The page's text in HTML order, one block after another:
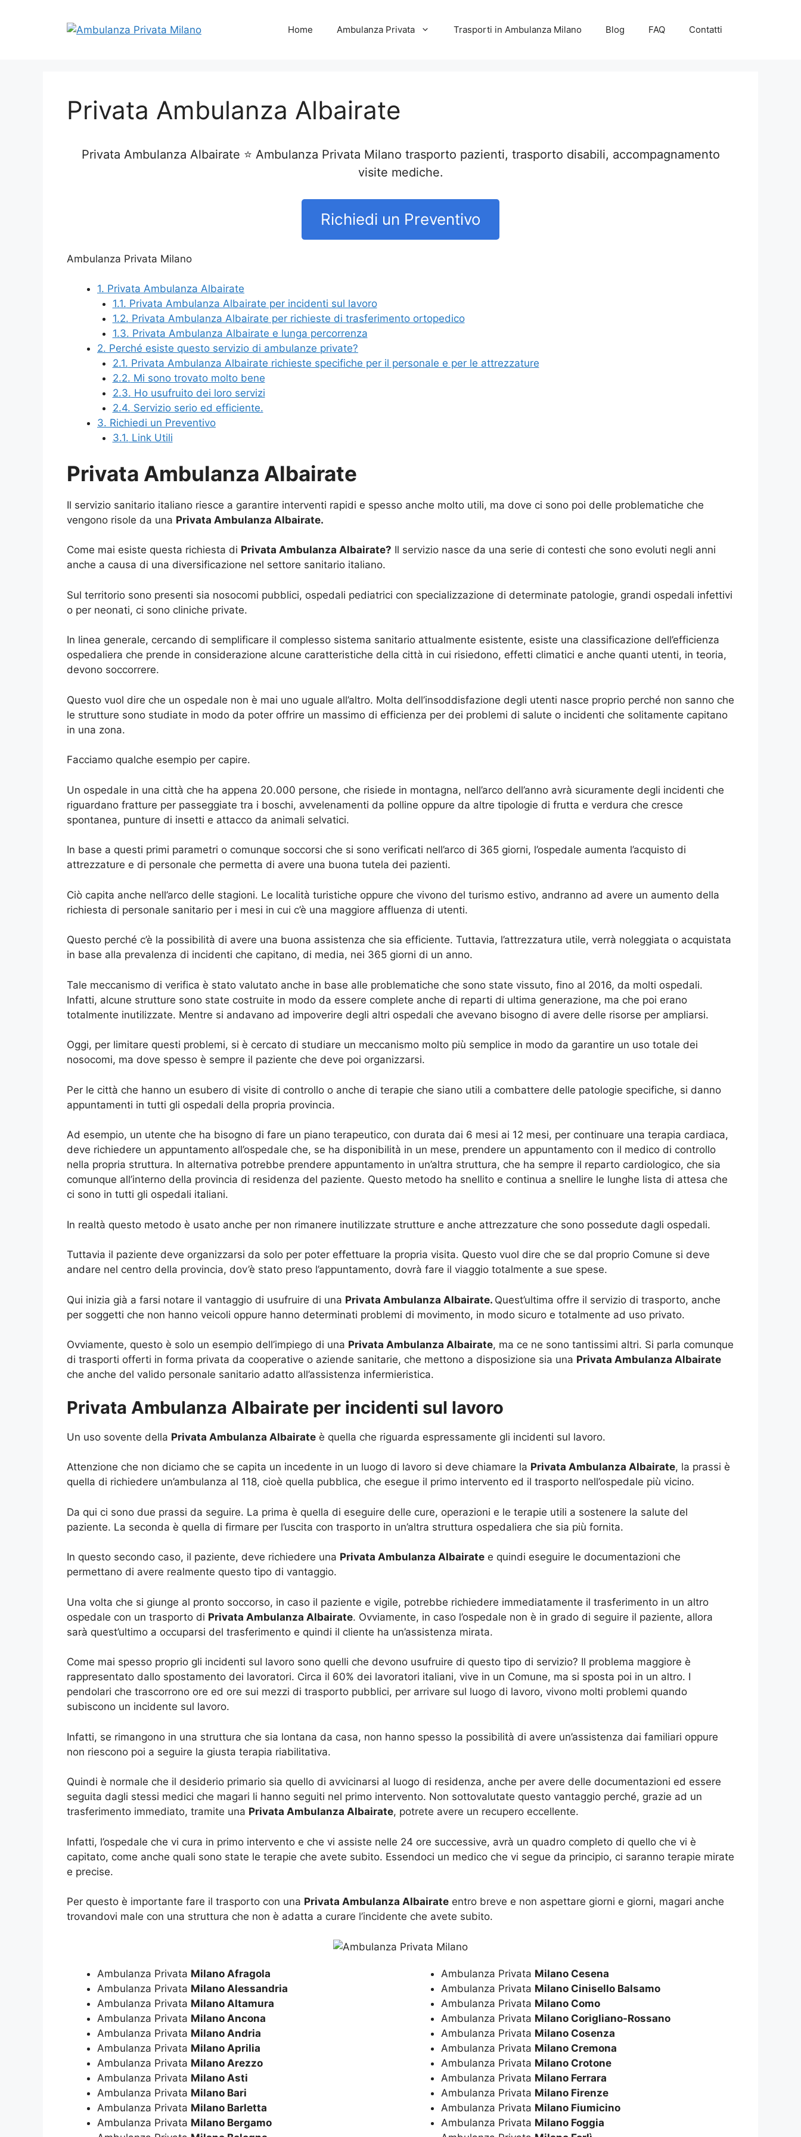
Home Ambulanza Privata Trasporti in Ambulanza Milano Blog FAQ Contatti
Privata Ambulanza Albairate
Privata Ambulanza Albairate ⭐ Ambulanza Privata Milano trasporto pazienti, trasporto disabili, accompagnamento
visite mediche.
Richiedi un Preventivo
Ambulanza Privata Milano
1. Privata Ambulanza Albairate
1.1. Privata Ambulanza Albairate per incidenti sul lavoro
1.2. Privata Ambulanza Albairate per richieste di trasferimento ortopedico
1.3. Privata Ambulanza Albairate e lunga percorrenza
2. Perché esiste questo servizio di ambulanze private?
2.1. Privata Ambulanza Albairate richieste specifiche per il personale e per le attrezzature
2.2. Mi sono trovato molto bene
2.3. Ho usufruito dei loro servizi
2.4. Servizio serio ed efficiente.
3. Richiedi un Preventivo
3.1. Link Utili
Privata Ambulanza Albairate
Il servizio sanitario italiano riesce a garantire interventi rapidi e spesso anche molto utili, ma dove ci sono poi delle problematiche che
vengono risole da una Privata Ambulanza Albairate.
Come mai esiste questa richiesta di Privata Ambulanza Albairate? Il servizio nasce da una serie di contesti che sono evoluti negli anni
anche a causa di una diversificazione nel settore sanitario italiano.
Sul territorio sono presenti sia nosocomi pubblici, ospedali pediatrici con specializzazione di determinate patologie, grandi ospedali infettivi
o per neonati, ci sono cliniche private.
In linea generale, cercando di semplificare il complesso sistema sanitario attualmente esistente, esiste una classificazione dell’efficienza
ospedaliera che prende in considerazione alcune caratteristiche della città in cui risiedono, effetti climatici e anche quanti utenti, in teoria,
devono soccorrere.
Questo vuol dire che un ospedale non è mai uno uguale all’altro. Molta dell’insoddisfazione degli utenti nasce proprio perché non sanno che
le strutture sono studiate in modo da poter offrire un massimo di efficienza per dei problemi di salute o incidenti che solitamente capitano
in una zona.
Facciamo qualche esempio per capire.
Un ospedale in una città che ha appena 20.000 persone, che risiede in montagna, nell’arco dell’anno avrà sicuramente degli incidenti che
riguardano fratture per passeggiate tra i boschi, avvelenamenti da polline oppure da altre tipologie di frutta e verdura che cresce
spontanea, punture di insetti e attacco da animali selvatici.
In base a questi primi parametri o comunque soccorsi che si sono verificati nell’arco di 365 giorni, l’ospedale aumenta l’acquisto di
attrezzature e di personale che permetta di avere una buona tutela dei pazienti.
Ciò capita anche nell’arco delle stagioni. Le località turistiche oppure che vivono del turismo estivo, andranno ad avere un aumento della
richiesta di personale sanitario per i mesi in cui c’è una maggiore affluenza di utenti.
Questo perché c’è la possibilità di avere una buona assistenza che sia efficiente. Tuttavia, l’attrezzatura utile, verrà noleggiata o acquistata
in base alla prevalenza di incidenti che capitano, di media, nei 365 giorni di un anno.
Tale meccanismo di verifica è stato valutato anche in base alle problematiche che sono state vissuto, fino al 2016, da molti ospedali.
Infatti, alcune strutture sono state costruite in modo da essere complete anche di reparti di ultima generazione, ma che poi erano
totalmente inutilizzate. Mentre si andavano ad impoverire degli altri ospedali che avevano bisogno di avere delle risorse per ampliarsi.
Oggi, per limitare questi problemi, si è cercato di studiare un meccanismo molto più semplice in modo da garantire un uso totale dei
nosocomi, ma dove spesso è sempre il paziente che deve poi organizzarsi.
Per le città che hanno un esubero di visite di controllo o anche di terapie che siano utili a combattere delle patologie specifiche, si danno
appuntamenti in tutti gli ospedali della propria provincia.
Ad esempio, un utente che ha bisogno di fare un piano terapeutico, con durata dai 6 mesi ai 12 mesi, per continuare una terapia cardiaca,
deve richiedere un appuntamento all’ospedale che, se ha disponibilità in un mese, prendere un appuntamento con il medico di controllo
nella propria struttura. In alternativa potrebbe prendere appuntamento in un’altra struttura, che ha sempre il reparto cardiologico, che sia
comunque all’interno della provincia di residenza del paziente. Questo metodo ha snellito e continua a snellire le lunghe lista di attesa che
ci sono in tutti gli ospedali italiani.
In realtà questo metodo è usato anche per non rimanere inutilizzate strutture e anche attrezzature che sono possedute dagli ospedali.
Tuttavia il paziente deve organizzarsi da solo per poter effettuare la propria visita. Questo vuol dire che se dal proprio Comune si deve
andare nel centro della provincia, dov’è stato preso l’appuntamento, dovrà fare il viaggio totalmente a sue spese.
Qui inizia già a farsi notare il vantaggio di usufruire di una Privata Ambulanza Albairate. Quest’ultima offre il servizio di trasporto, anche
per soggetti che non hanno veicoli oppure hanno determinati problemi di movimento, in modo sicuro e totalmente ad uso privato.
Ovviamente, questo è solo un esempio dell’impiego di una Privata Ambulanza Albairate, ma ce ne sono tantissimi altri. Si parla comunque
di trasporti offerti in forma privata da cooperative o aziende sanitarie, che mettono a disposizione sia una Privata Ambulanza Albairate
che anche del valido personale sanitario adatto all’assistenza infermieristica.
Privata Ambulanza Albairate per incidenti sul lavoro
Un uso sovente della Privata Ambulanza Albairate è quella che riguarda espressamente gli incidenti sul lavoro.
Attenzione che non diciamo che se capita un incedente in un luogo di lavoro si deve chiamare la Privata Ambulanza Albairate, la prassi è
quella di richiedere un’ambulanza al 118, cioè quella pubblica, che esegue il primo intervento ed il trasporto nell’ospedale più vicino.
Da qui ci sono due prassi da seguire. La prima è quella di eseguire delle cure, operazioni e le terapie utili a sostenere la salute del
paziente. La seconda è quella di firmare per l’uscita con trasporto in un’altra struttura ospedaliera che sia più fornita.
In questo secondo caso, il paziente, deve richiedere una Privata Ambulanza Albairate e quindi eseguire le documentazioni che
permettano di avere realmente questo tipo di vantaggio.
Una volta che si giunge al pronto soccorso, in caso il paziente e vigile, potrebbe richiedere immediatamente il trasferimento in un altro
ospedale con un trasporto di Privata Ambulanza Albairate. Ovviamente, in caso l’ospedale non è in grado di seguire il paziente, allora
sarà quest’ultimo a occuparsi del trasferimento e quindi il cliente ha un’assistenza mirata.
Come mai spesso proprio gli incidenti sul lavoro sono quelli che devono usufruire di questo tipo di servizio? Il problema maggiore è
rappresentato dallo spostamento dei lavoratori. Circa il 60% dei lavoratori italiani, vive in un Comune, ma si sposta poi in un altro. I
pendolari che trascorrono ore ed ore sui mezzi di trasporto pubblici, per arrivare sul luogo di lavoro, vivono molti problemi quando
subiscono un incidente sul lavoro.
Infatti, se rimangono in una struttura che sia lontana da casa, non hanno spesso la possibilità di avere un’assistenza dai familiari oppure
non riescono poi a seguire la giusta terapia riabilitativa.
Quindi è normale che il desiderio primario sia quello di avvicinarsi al luogo di residenza, anche per avere delle documentazioni ed essere
seguita dagli stessi medici che magari li hanno seguiti nel primo intervento. Non sottovalutate questo vantaggio perché, grazie ad un
trasferimento immediato, tramite una Privata Ambulanza Albairate, potrete avere un recupero eccellente.
Infatti, l’ospedale che vi cura in primo intervento e che vi assiste nelle 24 ore successive, avrà un quadro completo di quello che vi è
capitato, come anche quali sono state le terapie che avete subito. Essendoci un medico che vi segue da principio, ci saranno terapie mirate
e precise.
Per questo è importante fare il trasporto con una Privata Ambulanza Albairate entro breve e non aspettare giorni e giorni, magari anche
trovandovi male con una struttura che non è adatta a curare l’incidente che avete subito.
Ambulanza Privata Milano Afragola
Ambulanza Privata Milano Alessandria
Ambulanza Privata Milano Altamura
Ambulanza Privata Milano Ancona
Ambulanza Privata Milano Andria
Ambulanza Privata Milano Aprilia
Ambulanza Privata Milano Arezzo
Ambulanza Privata Milano Asti
Ambulanza Privata Milano Bari
Ambulanza Privata Milano Barletta
Ambulanza Privata Milano Bergamo
Ambulanza Privata Milano Cesena
Ambulanza Privata Milano Cinisello Balsamo
Ambulanza Privata Milano Como
Ambulanza Privata Milano Corigliano-Rossano
Ambulanza Privata Milano Cosenza
Ambulanza Privata Milano Cremona
Ambulanza Privata Milano Crotone
Ambulanza Privata Milano Ferrara
Ambulanza Privata Milano Firenze
Ambulanza Privata Milano Fiumicino
Ambulanza Privata Milano Foggia